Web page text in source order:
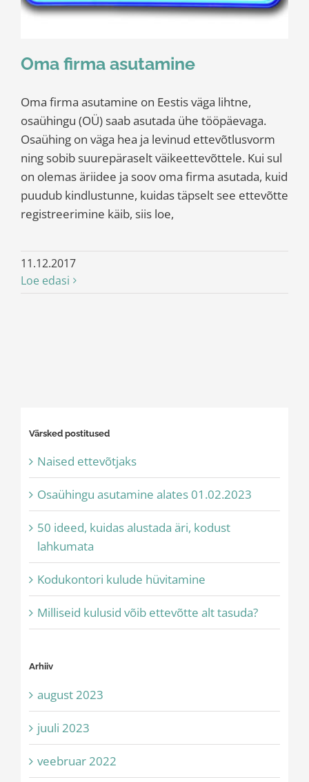
Oma firma asutamine
Oma firma asutamine on Eestis väga lihtne,
osaühingu (OÜ) saab asutada ühe tööpäevaga.
Osaühing on väga hea ja levinud ettevõtlusvorm
ning sobib suurepäraselt väikeettevõttele. Kui sul
on olemas äriidee ja soov oma firma asutada, kuid
puudub kindlustunne, kuidas täpselt see ettevõtte
registreerimine käib, siis loe,
11.12.2017
Loe edasi
Värsked postitused
Naised ettevõtjaks
Osaühingu asutamine alates 01.02.2023
50 ideed, kuidas alustada äri, kodust
lahkumata
Kodukontori kulude hüvitamine
Milliseid kulusid võib ettevõtte alt tasuda?
Arhiiv
august 2023
juuli 2023
veebruar 2022